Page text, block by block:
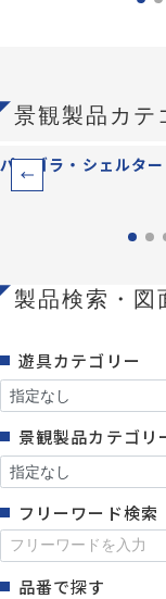
景観製品カテ
パーゴラ・シェルター
製品検索・図
遊具カテゴリー
景観製品カテゴリ
フリーワード検索
品番で探す